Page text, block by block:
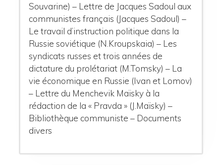
Souvarine) – Lettre de Jacques Sadoul aux
communistes français (Jacques Sadoul) –
Le travail d’instruction politique dans la
Russie soviétique (N.Kroupskaia) – Les
syndicats russes et trois années de
dictature du prolétariat (M.Tomsky) – La
vie économique en Russie (Ivan et Lomov)
– Lettre du Menchevik Maïsky à la
rédaction de la « Pravda » (J.Maïsky) –
Bibliothèque communiste – Documents
divers